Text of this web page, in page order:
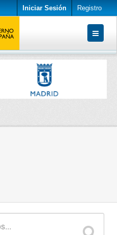
Iniciar Sesión Registro